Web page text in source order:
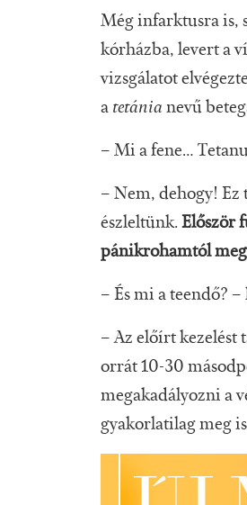
Még infarktusra is,
kórházba, levert a
vizsgálatot
a tetánia nevű
– Mi a fene…
– Nem, dehogy! Ez
észleltünk. Először
pánikrohamtól meg
– És mi a teendő?
– Az előírt kezelést
orrát 10-30
megakadályozni a
gyakorlatilag meg